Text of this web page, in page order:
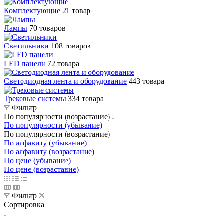
Комплектующие 21 товар
Лампы 70 товаров
Светильники 108 товаров
LED панели 72 товара
Светодиодная лента и оборудование 443 товара
Трековые системы 334 товара
Фильтр
По популярности (возрастание)
По популярности (убывание)
По популярности (возрастание)
По алфавиту (убывание)
По алфавиту (возрастание)
По цене (убывание)
По цене (возрастание)
Фильтр
Сортировка